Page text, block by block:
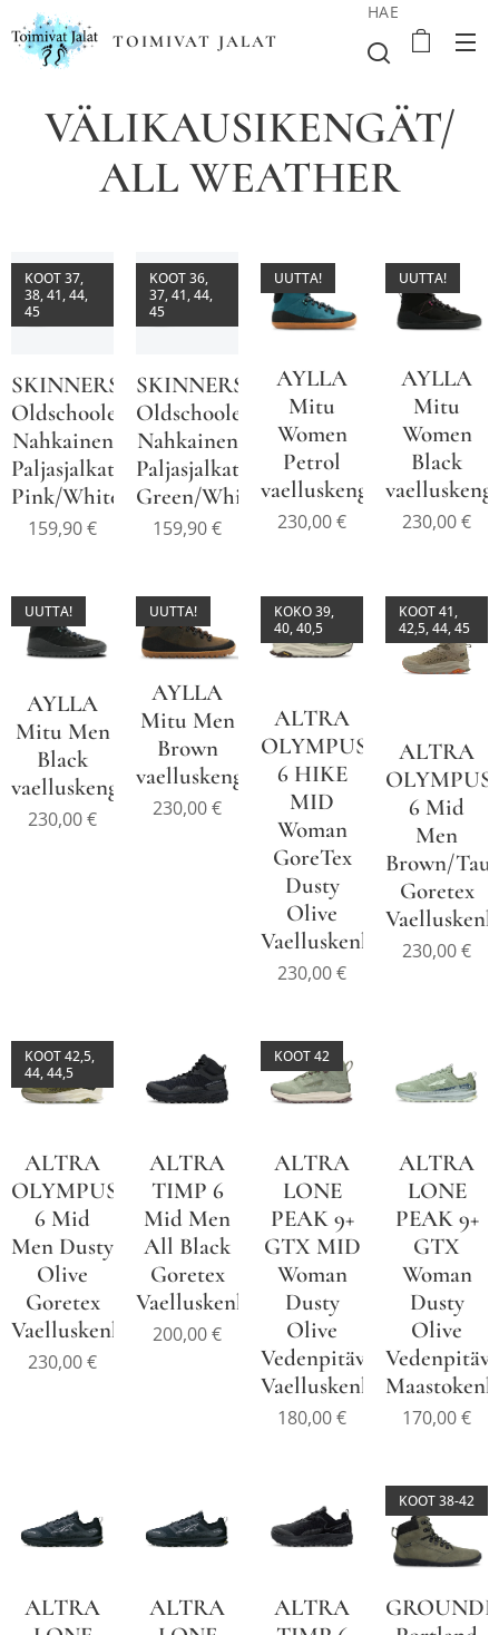
TOIMIVAT JALAT
HAE
VÄLIKAUSIKENGÄT/
ALL WEATHER
SKINNERS
Oldschooler
Nahkainen
Paljasjalkatennari
Pink/White
KOOT 37,
38, 41, 44,
45
159,90€
SKINNERS
Oldschooler
Nahkainen
Paljasjalkatennari
Green/White
KOOT 36,
37, 41, 44,
45
159,90€
AYLLA
Mitu
Women
Petrol
vaelluskengät
UUTTA!
230,00€
AYLLA
Mitu
Women
Black
UUTTA!
230,00€
AYLLA
Mitu Men
Black
vaelluskengät
UUTTA!
230,00€
AYLLA
Mitu Men
Brown
vaelluskengät
UUTTA!
230,00€
ALTRA
OLYMPUS
6 HIKE
MID
Woman
GoreTex
Dusty
Olive
Vaelluskenkä
KOKO 39,
40, 40,5
230,00€
ALTRA
OLYMPUS
6 Mid
Men
Brown/
Goretex
KOOT 41,
42,5, 44, 45
230,00€
ALTRA
OLYMPUS
6 Mid
Men Dusty
Olive
Goretex
Vaelluskenkä
KOOT 42,5,
44, 44,5
230,00€
ALTRA
TIMP 6
Mid Men
All Black
Goretex
Vaelluskenkä
200,00€
ALTRA
LONE
PEAK 9+
GTX MID
Woman
Dusty
Olive
Vedenpitävä
Vaelluskenkä
KOOT 42
180,00€
ALTRA
LONE
PEAK 9+
GTX
Woman
Dusty
Olive
Vedenpitävä
170,00€
ALTRA
ALTRA
ALTRA
KOOT 38-42